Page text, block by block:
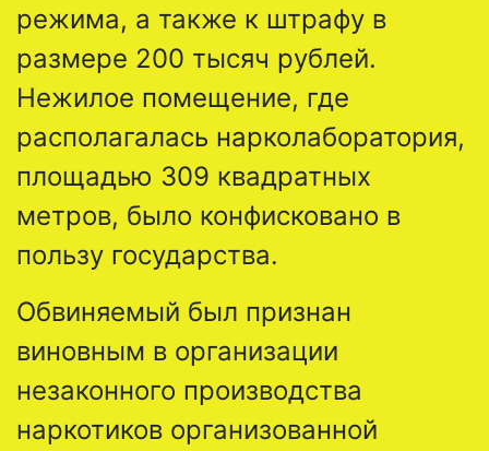
режима, а также к штрафу в
размере 200 тысяч рублей.
Нежилое помещение, где
располагалась нарколаборатория,
площадью 309 квадратных
метров, было конфисковано в
пользу государства.
Обвиняемый был признан
виновным в организации
незаконного производства
наркотиков организованной